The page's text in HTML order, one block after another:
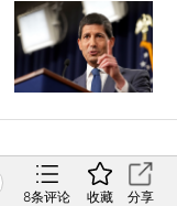
8条评论 收藏 分享